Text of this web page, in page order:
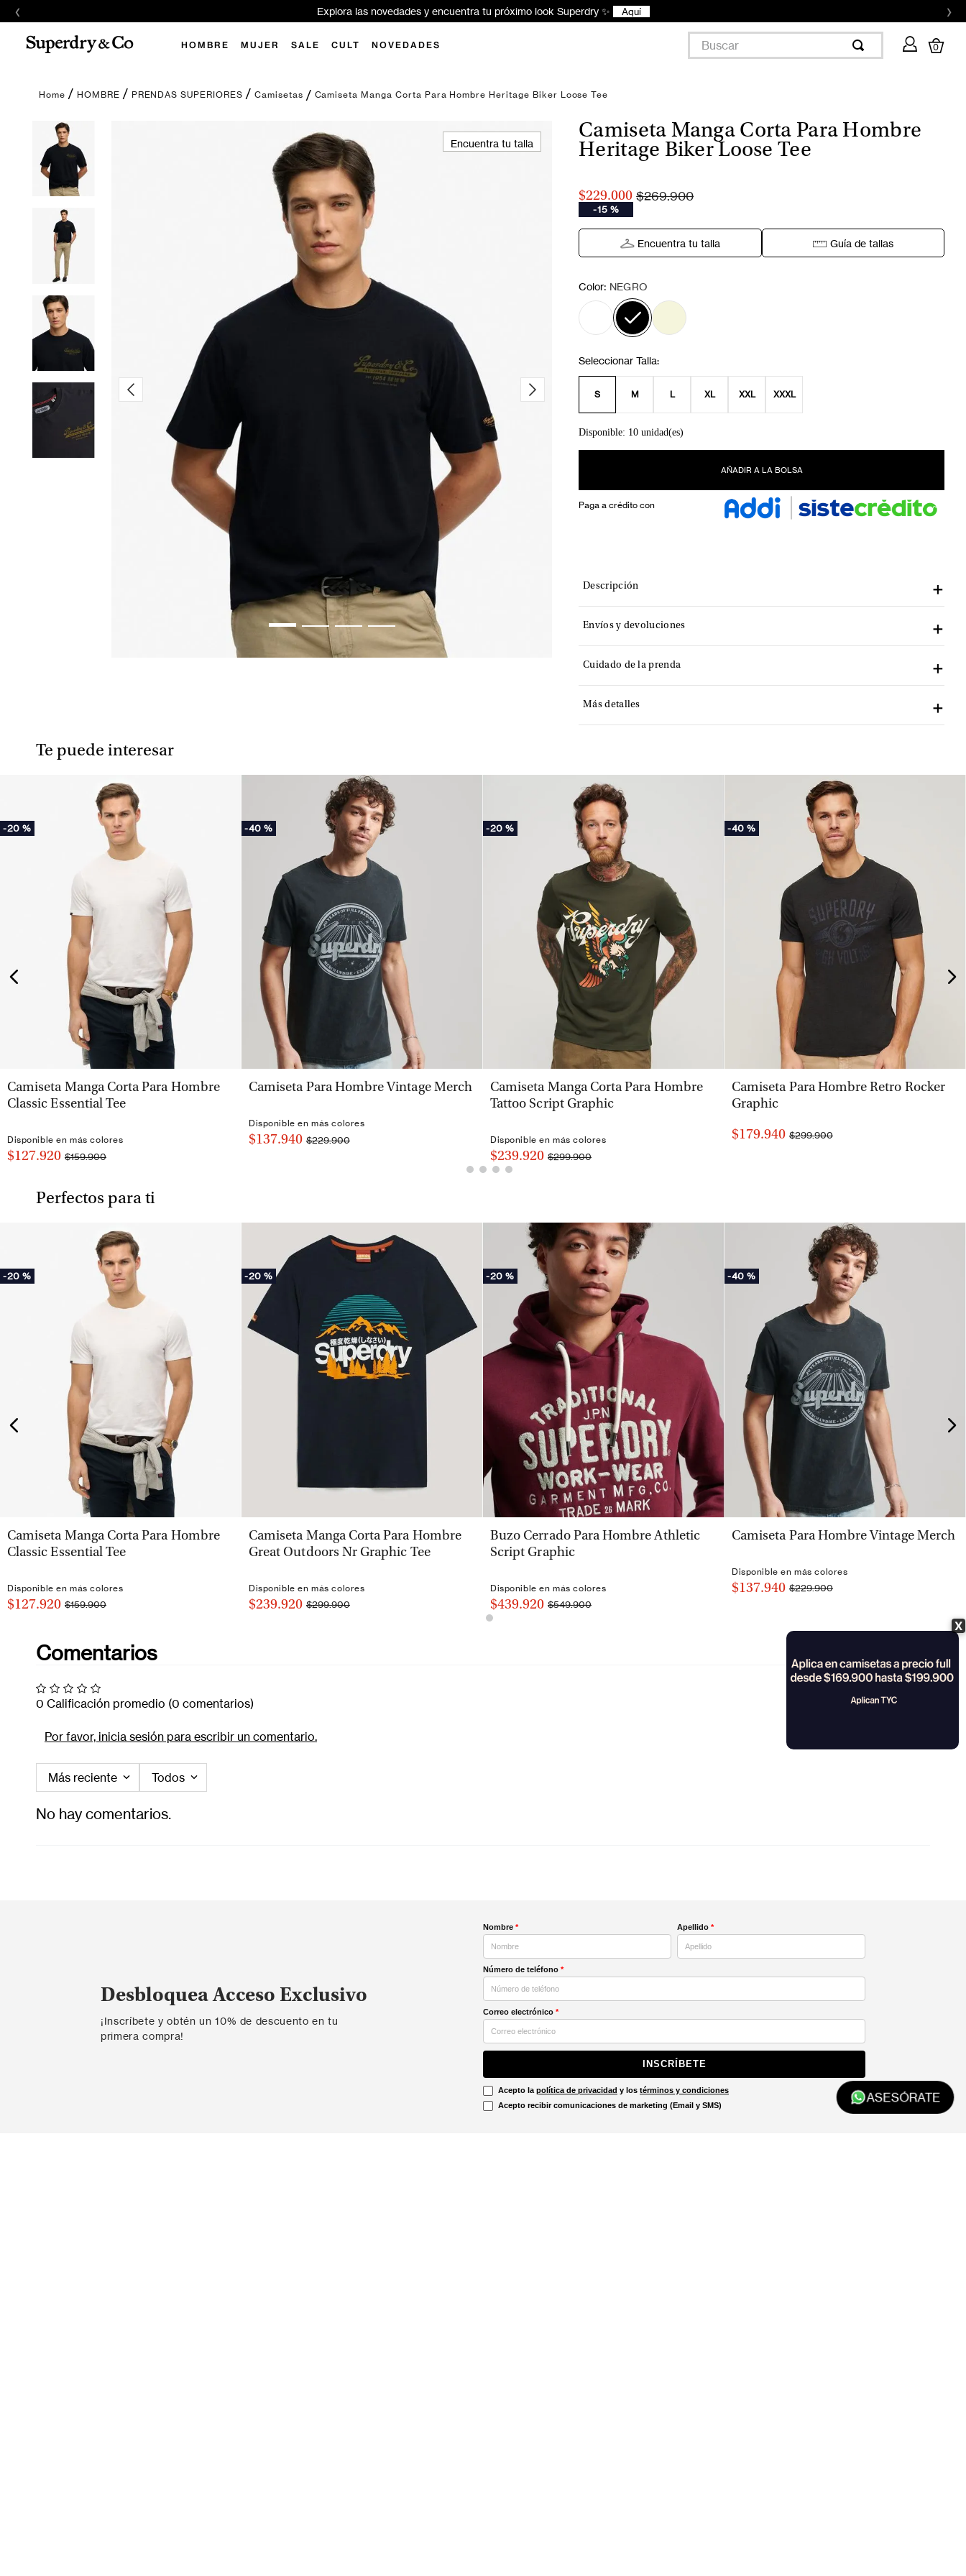
‹ Explora las novedades y encuentra tu próximo look Superdry ✨ Aquí ›
HOMBRE MUJER SALE CULT NOVEDADES
Buscar
0
X
ASESÓRATE
HOMBRE PRENDAS SUPERIORES Camisetas Camiseta Manga Corta Para Hombre Heritage Biker Loose Tee
Encuentra tu talla
Camiseta Manga Corta Para Hombre
Heritage Biker Loose Tee
$229.000 $269.900
-15 %
Encuentra tu talla Guía de tallas
Color: NEGRO
S M L XL XXL XXXL
Disponible: 10 unidad(es)
AÑADIR A LA BOLSA
Paga a crédito con
Descripción
Envíos y devoluciones
Cuidado de la prenda
Más detalles
Te puede interesar
-20 %
VISTA RÁPIDA
Camiseta Manga Corta Para Hombre
Classic Essential Tee
Disponible en más colores
$127.920 $159.900
-40 %
VISTA RÁPIDA
Camiseta Para Hombre Vintage Merch
Disponible en más colores
$137.940 $229.900
-20 %
VISTA RÁPIDA
Camiseta Manga Corta Para Hombre
Tattoo Script Graphic
Disponible en más colores
$239.920 $299.900
-40 %
VISTA RÁPIDA
Camiseta Para Hombre Retro Rocker
Graphic
$179.940 $299.900
Perfectos para ti
-20 %
VISTA RÁPIDA
Camiseta Manga Corta Para Hombre
Classic Essential Tee
Disponible en más colores
$127.920 $159.900
-20 %
VISTA RÁPIDA
Camiseta Manga Corta Para Hombre
Great Outdoors Nr Graphic Tee
Disponible en más colores
$239.920 $299.900
-20 %
VISTA RÁPIDA
Buzo Cerrado Para Hombre Athletic
Script Graphic
Disponible en más colores
$439.920 $549.900
-40 %
VISTA RÁPIDA
Camiseta Para Hombre Vintage Merch
Disponible en más colores
$137.940 $229.900
Comentarios
0 Calificación promedio (0 comentarios)
Por favor, inicia sesión para escribir un comentario.
Más reciente Todos
No hay comentarios.
Desbloquea Acceso Exclusivo
¡Inscríbete y obtén un 10% de descuento en tu
primera compra!
Nombre * Apellido *
Número de teléfono *
Correo electrónico *
INSCRÍBETE
Acepto la política de privacidad y los términos y condiciones
Acepto recibir comunicaciones de marketing (Email y SMS)